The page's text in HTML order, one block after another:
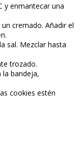
y enmantecar una
cremado. Añadir el
sal. Mezclar hasta
trozado.
la bandeja,
cookies estén